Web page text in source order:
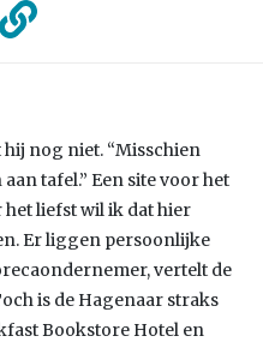
hij nog niet. “Misschien
tafel.” Een site voor het
het liefst wil ik dat hier
Er liggen persoonlijke
vertelt de
is de Hagenaar straks
Bookstore Hotel en